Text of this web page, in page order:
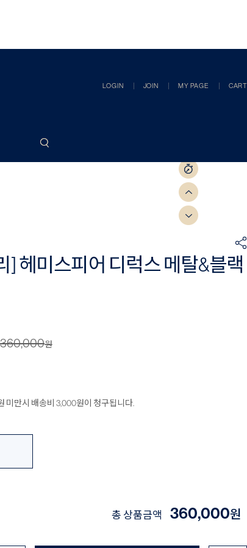
LOGIN JOIN MY PAGE CART
] 헤미스피어 디럭스 메탈&블랙
360,000원
미만시 배송비 3,000원이 청구됩니다.
총 상품금액 360,000원